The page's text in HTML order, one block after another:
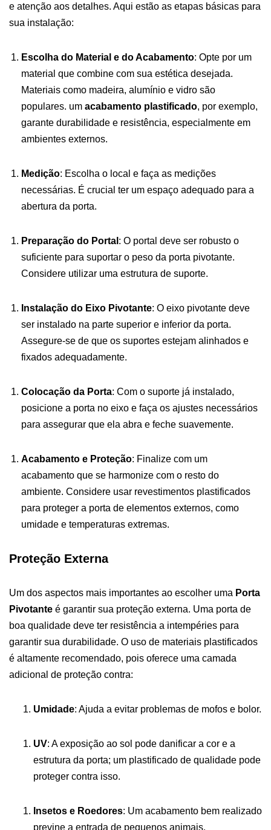
e atenção aos detalhes. Aqui estão as etapas básicas para
sua instalação:
Escolha do Material e do Acabamento: Opte por um
material que combine com sua estética desejada.
Materiais como madeira, alumínio e vidro são
populares. um acabamento plastificado, por exemplo,
garante durabilidade e resistência, especialmente em
ambientes externos.
Medição: Escolha o local e faça as medições
necessárias. É crucial ter um espaço adequado para a
abertura da porta.
Preparação do Portal : O portal deve ser robusto o
suficiente para suportar o peso da porta pivotante.
Considere utilizar uma estrutura de suporte.
Instalação do Eixo Pivotante: O eixo pivotante deve
ser instalado na parte superior e inferior da porta.
Assegure-se de que os suportes estejam alinhados e
fixados adequadamente.
Colocação da Porta: Com o suporte já instalado,
posicione a porta no eixo e faça os ajustes necessários
para assegurar que ela abra e feche suavemente.
Acabamento e Proteção: Finalize com um
acabamento que se harmonize com o resto do
ambiente. Considere usar revestimentos plastificados
para proteger a porta de elementos externos, como
umidade e temperaturas extremas.
Proteção Externa
Um dos aspectos mais importantes ao escolher uma Porta
Pivotante é garantir sua proteção externa. Uma porta de
boa qualidade deve ter resistência a intempéries para
garantir sua durabilidade. O uso de materiais plastificados
é altamente recomendado, pois oferece uma camada
adicional de proteção contra:
Umidade: Ajuda a evitar problemas de mofos e bolor.
UV: A exposição ao sol pode danificar a cor e a
estrutura da porta; um plastificado de qualidade pode
proteger contra isso.
Insetos e Roedores: Um acabamento bem realizado
previne a entrada de pequenos animais.